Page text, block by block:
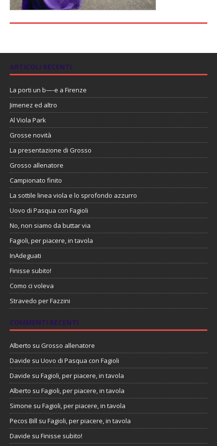
ARTICOLI RECENTI
La porti un b—-e a Firenze
Jimenez ed altro
Al Viola Park
Grosse novità
La presentazione di Grosso
Grosso allenatore
Campionato finito
La sottile linea viola e lo sprofondo azzurro
Uovo di Pasqua con Fagioli
No, non siamo da buttar via
Fagioli, per piacere, in tavola
InAdeguati
Finisse subito!
Como ci voleva
Stravedo per Fazzini
COMMENTI RECENTI
Alberto su Grosso allenatore
Davide su Uovo di Pasqua con Fagioli
Davide su Fagioli, per piacere, in tavola
Alberto su Fagioli, per piacere, in tavola
Simone su Fagioli, per piacere, in tavola
Pecos Bill su Fagioli, per piacere, in tavola
Davide su Finisse subito!